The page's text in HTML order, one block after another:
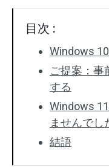
目次 :
Windows
ご提案：事
する
Windows
ませんでし
結語